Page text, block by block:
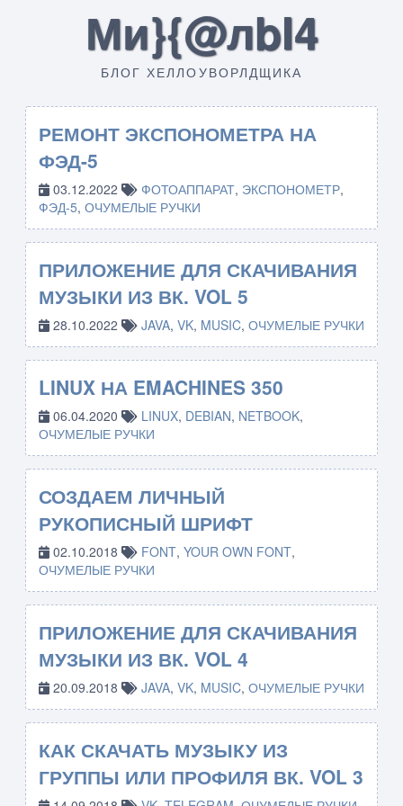
Ми}{@лbI4
БЛОГ ХЕЛЛОУВОРЛДЩИКА
РЕМОНТ ЭКСПОНОМЕТРА НА
ФЭД-5
03.12.2022 ФОТОАППАРАТ, ЭКСПОНОМЕТР,
ФЭД-5, ОЧУМЕЛЫЕ РУЧКИ
ПРИЛОЖЕНИЕ ДЛЯ СКАЧИВАНИЯ
МУЗЫКИ ИЗ ВК. VOL 5
28.10.2022 JAVA, VK, MUSIC, ОЧУМЕЛЫЕ РУЧКИ
LINUX НА EMACHINES 350
06.04.2020 LINUX, DEBIAN, NETBOOK,
ОЧУМЕЛЫЕ РУЧКИ
СОЗДАЕМ ЛИЧНЫЙ
РУКОПИСНЫЙ ШРИФТ
02.10.2018 FONT, YOUR OWN FONT,
ОЧУМЕЛЫЕ РУЧКИ
ПРИЛОЖЕНИЕ ДЛЯ СКАЧИВАНИЯ
МУЗЫКИ ИЗ ВК. VOL 4
20.09.2018 JAVA, VK, MUSIC, ОЧУМЕЛЫЕ РУЧКИ
КАК СКАЧАТЬ МУЗЫКУ ИЗ
ГРУППЫ ИЛИ ПРОФИЛЯ ВК. VOL 3